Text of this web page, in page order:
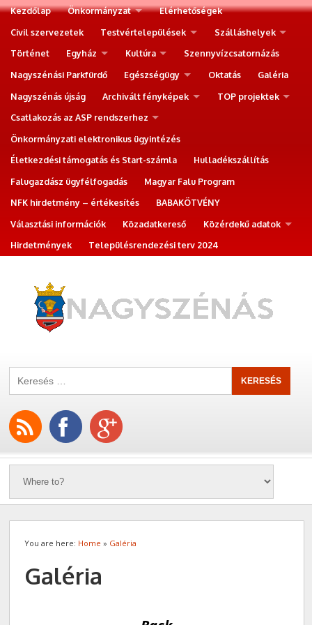
Kezdőlap Önkormányzat
Elérhetőségek
Civil szervezetek
Testvértelepülések
Szálláshelyek
Történet
Egyház Kultúra
Szennyvízcsatornázás
Nagyszénási Parkfürdő
Egészségügy Oktatás
Galéria
Nagyszénás újság
Archivált fényképek
TOP projektek
Csatlakozás az ASP rendszerhez
Önkormányzati elektronikus ügyintézés
Életkezdési támogatás és Start-számla
Hulladékszállítás
Falugazdász ügyfélfogadás
Magyar Falu Program
NFK hirdetmény – értékesítés
BABAKÖTVÉNY
Választási információk
Közadatkereső
Közérdekű adatok
Hirdetmények
Településrendezési terv 2024
You are here: Home » Galéria
Galéria